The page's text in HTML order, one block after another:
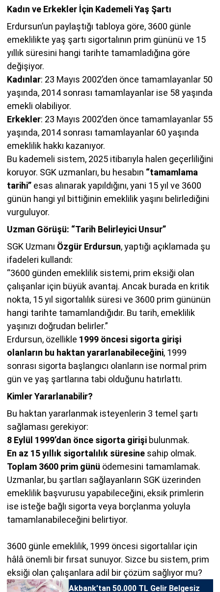
Kadın ve Erkekler İçin Kademeli Yaş Şartı
Erdursun’un paylaştığı tabloya göre, 3600 günle
emeklilikte yaş şartı sigortalının prim gününü ve 15
yıllık süresini hangi tarihte tamamladığına göre
değişiyor.
Kadınlar: 23 Mayıs 2002’den önce tamamlayanlar 50
yaşında, 2014 sonrası tamamlayanlar ise 58 yaşında
emekli olabiliyor.
Erkekler: 23 Mayıs 2002’den önce tamamlayanlar 55
yaşında, 2014 sonrası tamamlayanlar 60 yaşında
emeklilik hakkı kazanıyor.
Bu kademeli sistem, 2025 itibarıyla halen geçerliliğini
koruyor. SGK uzmanları, bu hesabın “tamamlama
tarihi” esas alınarak yapıldığını, yani 15 yıl ve 3600
günün hangi yıl bittiğinin emeklilik yaşını belirlediğini
vurguluyor.
Uzman Görüşü: “Tarih Belirleyici Unsur”
SGK Uzmanı Özgür Erdursun, yaptığı açıklamada şu
ifadeleri kullandı:
“3600 günden emeklilik sistemi, prim eksiği olan
çalışanlar için büyük avantaj. Ancak burada en kritik
nokta, 15 yıl sigortalılık süresi ve 3600 prim gününün
hangi tarihte tamamlandığıdır. Bu tarih, emeklilik
yaşınızı doğrudan belirler.”
Erdursun, özellikle 1999 öncesi sigorta girişi
olanların bu haktan yararlanabileceğini, 1999
sonrası sigorta başlangıcı olanların ise normal prim
gün ve yaş şartlarına tabi olduğunu hatırlattı.
Kimler Yararlanabilir?
Bu haktan yararlanmak isteyenlerin 3 temel şartı
sağlaması gerekiyor:
8 Eylül 1999’dan önce sigorta girişi bulunmak.
En az 15 yıllık sigortalılık süresine sahip olmak.
Toplam 3600 prim günü ödemesini tamamlamak.
Uzmanlar, bu şartları sağlayanların SGK üzerinden
emeklilik başvurusu yapabileceğini, eksik primlerin
ise isteğe bağlı sigorta veya borçlanma yoluyla
tamamlanabileceğini belirtiyor.
3600 günle emeklilik, 1999 öncesi sigortalılar için
hâlâ önemli bir fırsat sunuyor. Sizce bu sistem, prim
eksiği olan çalışanlara adil bir çözüm sağlıyor mu?
Akbank’tan 50.000 TL Gelir Belgesiz